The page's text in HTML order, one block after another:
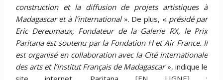
construction et la diffusion de projets artistiques à
Madagascar et à l’international». De plus, « présidé par
Eric Dereumaux, Fondateur de la Galerie RX, le Prix
Paritana est soutenu par la Fondation H et Air France. Il
est organisé en collaboration avec la Cité internationale
des arts et l’Institut Français de Madagascar», indique le